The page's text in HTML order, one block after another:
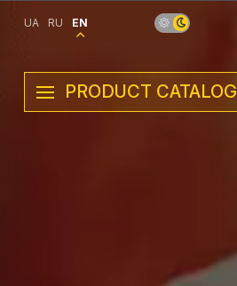
UA RU EN
PRODUCT CATALOG